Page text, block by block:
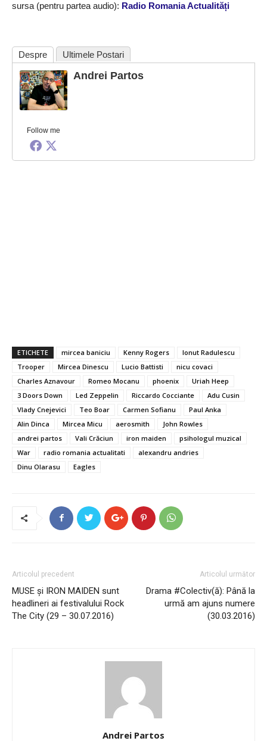
sursa (pentru partea audio): Radio Romania Actualități
Despre Ultimele Postari
Follow me
Andrei Partos
ETICHETE mircea baniciu Kenny Rogers
Ionut Radulescu
Trooper
Mircea Dinescu Lucio Battisti
nicu covaci
Charles Aznavour
Romeo Mocanu phoenix
Uriah Heep
3 Doors Down
Led Zeppelin Riccardo Cocciante
Adu Cusin
Vlady Cnejevici
Teo Boar Carmen Sofianu
Paul Anka
Alin Dinca
Mircea Micu aerosmith
John Rowles
andrei partos
Vali Crăciun iron maiden
psihologul muzical
War
radio romania actualitati
alexandru andries
Dinu Olarasu
Eagles
Articolul precedent
MUSE și IRON MAIDEN sunt
headlineri ai festivalului Rock
The City (29 – 30.07.2016)
Articolul următor
Drama #Colectiv(ă): Până la
urmă am ajuns numere
(30.03.2016)
Andrei Partos